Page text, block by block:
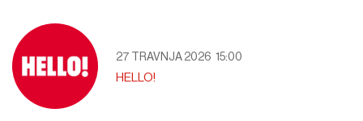
27 TRAVNJA 2026 15:00
HELLO!